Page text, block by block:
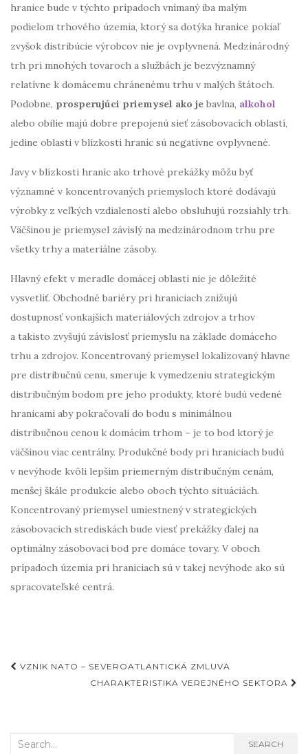
hranice bude v týchto prípadoch vnímaný iba malým
podielom trhového územia, ktorý sa dotýka hranice pokiaľ
zvyšok distribúcie výrobcov nie je ovplyvnená. Medzinárodný
trh pri mnohých tovaroch a službách je bezvýznamný
relatívne k domácemu chránenému trhu v malých štátoch.
Podobne, prosperujúci priemysel ako je bavlna, alkohol
alebo obilie majú dobre prepojenú sieť zásobovacích oblastí,
jedine oblasti v blízkosti hraníc sú negatívne ovplyvnené.
Javy v blízkosti hraníc ako trhové prekážky môžu byť
významné v koncentrovaných priemysloch ktoré dodávajú
výrobky z veľkých vzdialeností alebo obsluhujú rozsiahly trh.
Väčšinou je priemysel závislý na medzinárodnom trhu pre
všetky trhy a materiálne zásoby.
Hlavný efekt v meradle domácej oblasti nie je dôležité
vysvetliť. Obchodné bariéry pri hraniciach znižujú
dostupnosť vonkajších materiálových zdrojov a trhov
a takisto zvyšujú závislosť priemyslu na základe domáceho
trhu a zdrojov. Koncentrovaný priemysel lokalizovaný hlavne
pre distribučnú cenu, smeruje k vymedzeniu strategickým
distribučným bodom pre jeho produkty, ktoré budú vedené
hranicami aby pokračovali do bodu s minimálnou
distribučnou cenou k domácim trhom – je to bod ktorý je
väčšinou viac centrálny. Produkčné body pri hraniciach budú
v nevýhode kvôli lepším priemerným distribučným cenám,
menšej škále produkcie alebo oboch týchto situáciách.
Koncentrovaný priemysel umiestnený v strategických
zásobovacích strediskách bude viesť prekážky ďalej na
optimálny zásobovací bod pre domáce tovary. V oboch
prípadoch územia pri hraniciach sú v takej nevýhode ako sú
spracovateľské centrá.
Post
navigation
VZNIK NATO – SEVEROATLANTICKÁ ZMLUVA
CHARAKTERISTIKA VEREJNÉHO SEKTORA
Search SEARCH